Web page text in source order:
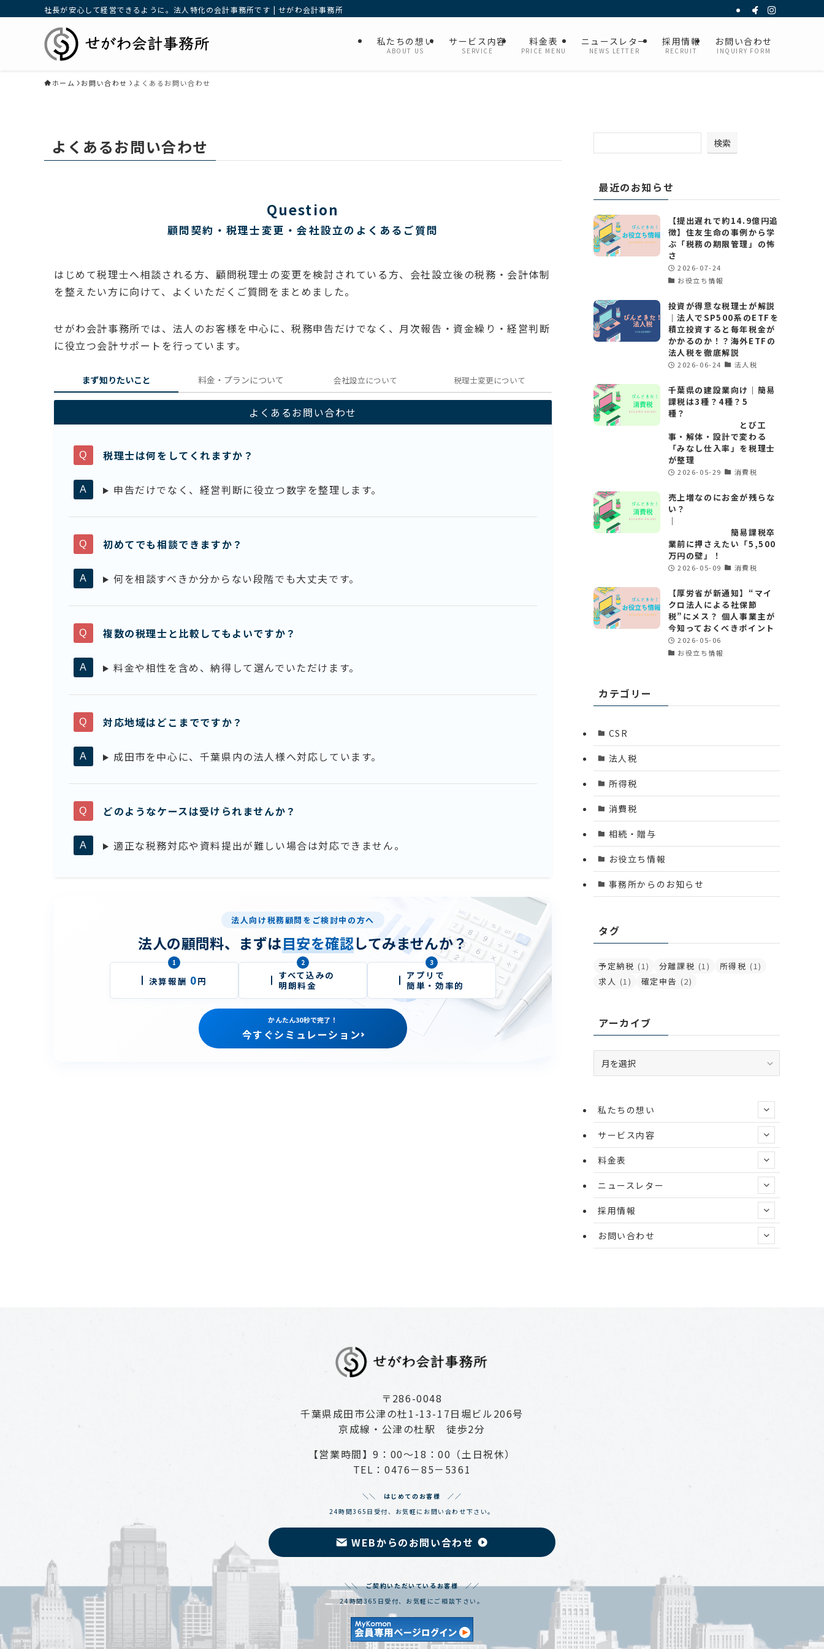
社長が安心して経営できるように。法人特化の会計事務所です | せがわ会計事務所
私たちの想い
ABOUT US
サービス内容
SERVICE
料金表
PRICE MENU
ニュースレター
NEWS LETTER
採用情報
RECRUIT
お問い合わせ
INQUIRY FORM
ホーム お問い合わせ よくあるお問い合わせ
よくあるお問い合わせ
Question
顧問契約・税理士変更・会社設立のよくあるご質問
はじめて税理士へ相談される方、顧問税理士の変更を検討されている方、会社設立後の税務・会計体制
を整えたい方に向けて、よくいただくご質問をまとめました。
せがわ会計事務所では、法人のお客様を中心に、税務申告だけでなく、月次報告・資金繰り・経営判断
に役立つ会計サポートを行っています。
まず知りたいこと 料金・プランについて 会社設立について 税理士変更について
よくあるお問い合わせ
税理士は何をしてくれますか？
申告だけでなく、経営判断に役立つ数字を整理します。
初めてでも相談できますか？
何を相談すべきか分からない段階でも大丈夫です。
複数の税理士と比較してもよいですか？
料金や相性を含め、納得して選んでいただけます。
対応地域はどこまでですか？
成田市を中心に、千葉県内の法人様へ対応しています。
どのようなケースは受けられませんか？
適正な税務対応や資料提出が難しい場合は対応できません。
法人向け税務顧問をご検討中の方へ
法人の顧問料、まずは目安を確認してみませんか？
1
決算報酬 0円
2
すべて込みの
明朗料金
3
アプリで
簡単・効率的
かんたん30秒で完了！
今すぐシミュレーション
検索
最近のお知らせ
【提出遅れで約14.9億円追
徴】住友生命の事例から学
ぶ「税務の期限管理」の怖
さ
2026-07-24
お役立ち情報
投資が得意な税理士が解説
｜法人でSP500系のETFを
積立投資すると毎年税金が
かかるのか！？海外ETFの
法人税を徹底解説
2026-06-24 法人税
千葉県の建設業向け｜簡易
課税は3種？4種？5
種？
とび工
事・解体・設計で変わる
「みなし仕入率」を税理士
が整理
2026-05-29 消費税
売上増なのにお金が残らな
い？
｜
簡易課税卒
業前に押さえたい「5,500
万円の壁」！
2026-05-09 消費税
【厚労省が新通知】“マイ
クロ法人による社保節
税”にメス？ 個人事業主が
今知っておくべきポイント
2026-05-06
お役立ち情報
カテゴリー
CSR
法人税
所得税
消費税
相続・贈与
お役立ち情報
事務所からのお知らせ
タグ
予定納税 (1) 分離課税 (1) 所得税 (1)
求人 (1) 確定申告 (2)
アーカイブ
ー
ブ
私たちの想い
サービス内容
料金表
ニュースレター
採用情報
お問い合わせ
〒286-0048
千葉県成田市公津の杜1-13-17日堀ビル206号
京成線・公津の杜駅 徒歩2分
【営業時間】9：00～18：00（土日祝休）
TEL：0476－85－5361
＼＼ はじめてのお客様 ／／
24時間365日受付、お気軽にお問い合わせ下さい。
WEBからのお問い合わせ
＼＼ ご契約いただいているお客様 ／／
24時間365日受付、お気軽にご相談下さい。